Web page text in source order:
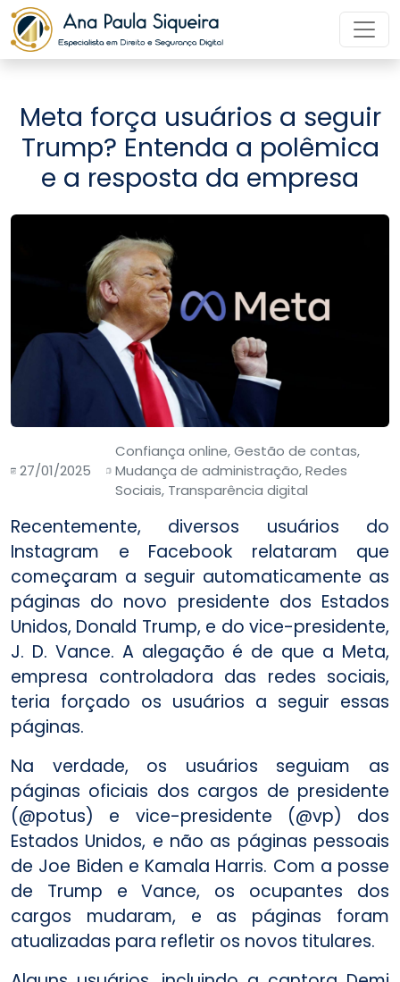
Meta força usuários a seguir
Trump? Entenda a polêmica
e a resposta da empresa
27/01/2025
Confiança online, Gestão de contas,
Mudança de administração, Redes
Sociais, Transparência digital
Recentemente, diversos usuários do
Instagram e Facebook relataram que
começaram a seguir automaticamente as
páginas do novo presidente dos Estados
Unidos, Donald Trump, e do vice-presidente,
J. D. Vance. A alegação é de que a Meta,
empresa controladora das redes sociais,
teria forçado os usuários a seguir essas
páginas.
Na verdade, os usuários seguiam as
páginas oficiais dos cargos de presidente
(@potus) e vice-presidente (@vp) dos
Estados Unidos, e não as páginas pessoais
de Joe Biden e Kamala Harris. Com a posse
de Trump e Vance, os ocupantes dos
cargos mudaram, e as páginas foram
atualizadas para refletir os novos titulares.